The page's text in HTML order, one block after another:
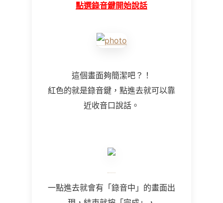
點選錄音鍵開始說話
這個畫面夠簡潔吧？！
紅色的就是錄音鍵，點進去就可以靠
近收音口說話。
一點進去就會有「錄音中」的畫面出